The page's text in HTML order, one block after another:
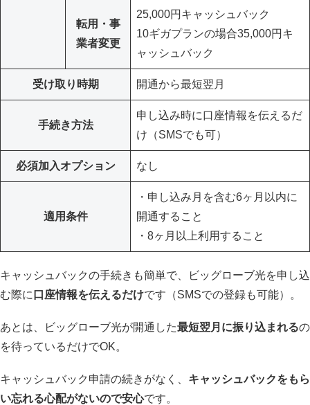
転用・事
業者変更
25,000円キャッシュバック
10ギガプランの場合35,000円キ
ャッシュバック
受け取り時期 開通から最短翌月
手続き方法
申し込み時に口座情報を伝えるだ
け（SMSでも可）
必須加入オプション なし
適用条件
・申し込み月を含む6ヶ月以内に
開通すること
・8ヶ月以上利用すること
キャッシュバックの手続きも簡単で、ビッグローブ光を申し込
む際に 口座情報を伝えるだけです（SMSでの登録も可能）。
あとは、ビッグローブ光が開通した最短翌月に振り込まれるの
を待っているだけでOK。
キャッシュバック申請の続きがなく、 キャッシュバックをもら
い忘れる心配がないので安心です。